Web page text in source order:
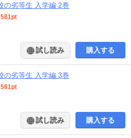
の劣等生 入学編 2巻
581pt
試し読み 購入する
の劣等生 入学編 3巻
581pt
試し読み 購入する